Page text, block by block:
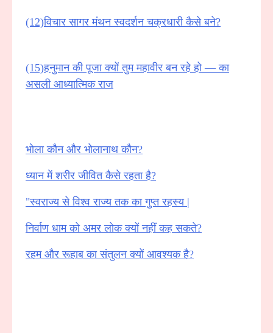
(12)विचार सागर मंथन स्वदर्शन चक्रधारी कैसे बने?
(15)हनुमान की पूजा क्यों तुम महावीर बन रहे हो — का
असली आध्यात्मिक राज
भोला कौन और भोलानाथ कौन?
ध्यान में शरीर जीवित कैसे रहता है?
"स्वराज्य से विश्व राज्य तक का गुप्त रहस्य |
निर्वाण धाम को अमर लोक क्यों नहीं कह सकते?
रहम और रूहाब का संतुलन क्यों आवश्यक है?